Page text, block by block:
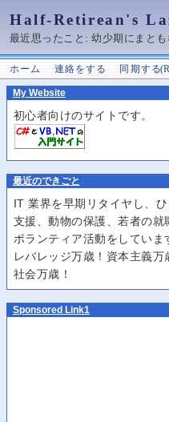
Half-Retirean's
最近思ったこと: 幼少期にまと
ホーム 連絡をする 同期する (
My Website
初心者向けのサイトです。
最近のできごと
IT 業界を早期リタイヤし、
支援、動物の保護、若者の就
ボランティア活動をしていま
レバレッジ万歳！資本主義万
社会万歳！
Sponsored Link1